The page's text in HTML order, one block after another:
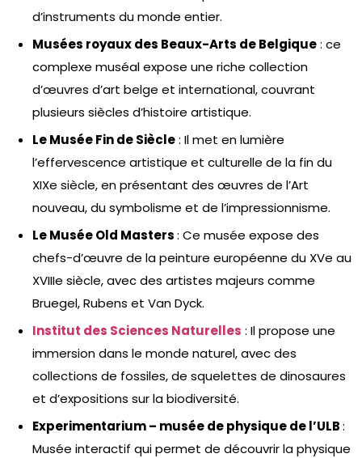
d’instruments du monde entier.
Musées royaux des Beaux-Arts de Belgique: ce
complexe muséal expose une riche collection
d’œuvres d’art belge et international, couvrant
plusieurs siècles d’histoire artistique.
Le Musée Fin de Siècle: Il met en lumière
l’effervescence artistique et culturelle de la fin du
XIXe siècle, en présentant des œuvres de l’Art
nouveau, du symbolisme et de l’impressionnisme.
Le Musée Old Masters: Ce musée expose des
chefs-d’œuvre de la peinture européenne du XVe au
XVIIIe siècle, avec des artistes majeurs comme
Bruegel, Rubens et Van Dyck.
Institut des Sciences Naturelles : Il propose une
immersion dans le monde naturel, avec des
collections de fossiles, de squelettes de dinosaures
et d’expositions sur la biodiversité.
Experimentarium – musée de physique de l’ULB:
Musée interactif qui permet de découvrir la physique